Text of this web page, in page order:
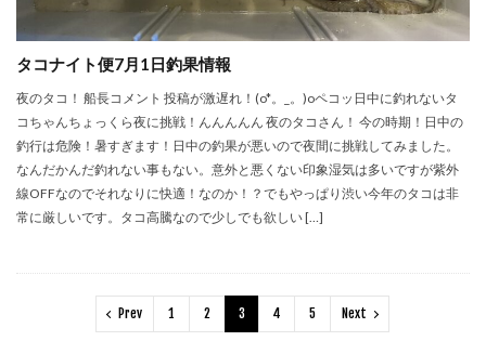
タコナイト便7月1日釣果情報
夜のタコ！ 船長コメント 投稿が激遅れ！(o*。_。)oペコッ日中に釣れないタ
コちゃんちょっくら夜に挑戦！んんんんん 夜のタコさん！ 今の時期！日中の
釣行は危険！暑すぎます！日中の釣果が悪いので夜間に挑戦してみました。
なんだかんだ釣れない事もない。意外と悪くない印象湿気は多いですが紫外
線OFFなのでそれなりに快適！なのか！？でもやっぱり渋い今年のタコは非
常に厳しいです。タコ高騰なので少しでも欲しい […]
Prev 1 2 3 4 5 Next